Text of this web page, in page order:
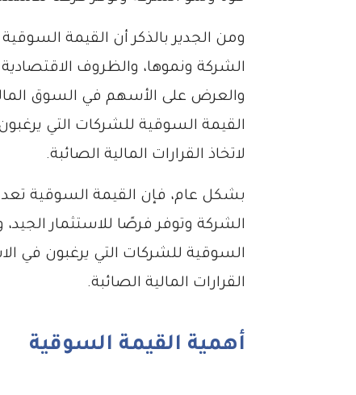
ومن الجدير بالذكر أن القيمة
الشركة ونموها، والظروف
والعرض على الأسهم في السوق
القيمة السوقية للشركات التي
لاتخاذ القرارات المالية الصائبة.
بشكل عام، فإن القيمة السوقية
الشركة وتوفر فرصًا للاستثمار
السوقية للشركات التي يرغبون في
القرارات المالية الصائبة.
أهمية القيمة السوقية